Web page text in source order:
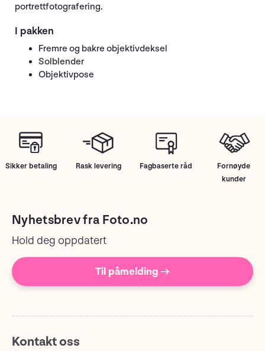
portrettfotografering.
I pakken
Fremre og bakre objektivdeksel
Solblender
Objektivpose
Sikker betaling Rask levering Fagbaserte råd
Fornøyde
kunder
Nyhetsbrev fra Foto.no
Hold deg oppdatert
Til påmelding →
Kontakt oss